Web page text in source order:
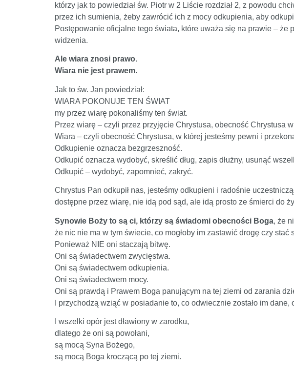
którzy jak to powiedział św. Piotr w 2 Liście rozdział 2, z powodu
przez ich sumienia, żeby zawrócić ich z mocy odkupienia, aby
Postępowanie oficjalne tego świata, które uważa się na prawie – że
widzenia.
Ale wiara znosi prawo.
Wiara nie jest prawem.
Jak to św. Jan powiedział:
WIARA POKONUJE TEN ŚWIAT
my przez wiarę pokonaliśmy ten świat.
Przez wiarę – czyli przez przyjęcie Chrystusa, obecność Chrystusa
Wiara – czyli obecność Chrystusa, w której jesteśmy pewni i
Odkupienie oznacza bezgrzeszność.
Odkupić oznacza wydobyć, skreślić dług, zapis dłużny, usunąć
Odkupić – wydobyć, zapomnieć, zakryć.
Chrystus Pan odkupił nas, jesteśmy odkupieni i radośnie
dostępne przez wiarę, nie idą pod sąd, ale idą prosto ze śmierci do
Synowie Boży to są ci, którzy są świadomi obecności Boga, że
że nic nie ma w tym świecie, co mogłoby im zastawić drogę czy stać
Ponieważ NIE oni staczają bitwę.
Oni są świadectwem zwycięstwa.
Oni są świadectwem odkupienia.
Oni są świadectwem mocy.
Oni są prawdą i Prawem Boga panującym na tej ziemi od zarania
I przychodzą wziąć w posiadanie to, co odwiecznie zostało im
I wszelki opór jest dławiony w zarodku,
dlatego że oni są powołani,
są mocą Syna Bożego,
są mocą Boga kroczącą po tej ziemi.